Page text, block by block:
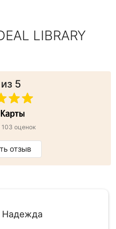
LIBRARY
из 5
оценок
отзыв
Надежда